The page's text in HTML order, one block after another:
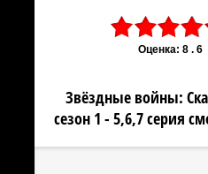
Оценка: 8 . 6
Звёздные войны:
сезон 1 - 5,6,7 серия